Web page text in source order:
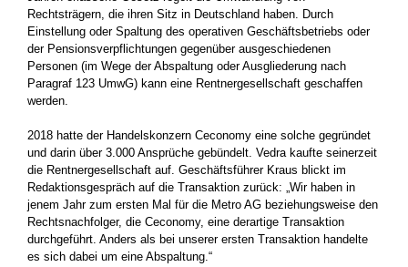
Rechtsträgern, die ihren Sitz in Deutschland haben. Durch
Einstellung oder Spaltung des operativen Geschäftsbetriebs oder
der Pensionsverpflichtungen gegenüber ausgeschiedenen
Personen (im Wege der Abspaltung oder Ausgliederung nach
Paragraf 123 UmwG) kann eine Rentnergesellschaft geschaffen
werden.
2018 hatte der Handelskonzern Ceconomy eine solche gegründet
und darin über 3.000 Ansprüche gebündelt. Vedra kaufte seinerzeit
die Rentnergesellschaft auf. Geschäftsführer Kraus blickt im
Redaktionsgespräch auf die Transaktion zurück: „Wir haben in
jenem Jahr zum ersten Mal für die Metro AG beziehungsweise den
Rechtsnachfolger, die Ceconomy, eine derartige Transaktion
durchgeführt. Anders als bei unserer ersten Transaktion handelte
es sich dabei um eine Abspaltung.“